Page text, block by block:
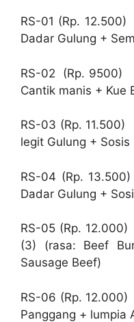
RS-01 (Rp.
Dadar Gulung +
RS-02 (Rp.
Cantik manis + Kue
RS-03 (Rp.
legit Gulung + Sosis
RS-04 (Rp.
Dadar Gulung +
RS-05 (Rp.
(3) (rasa: Beef
Sausage Beef)
RS-06 (Rp.
Panggang + lumpia